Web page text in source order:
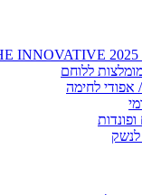
ללוחם
אפודי לחימה